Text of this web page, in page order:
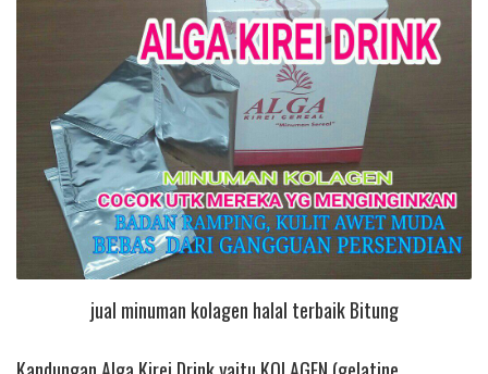
jual minuman kolagen halal terbaik Bitung